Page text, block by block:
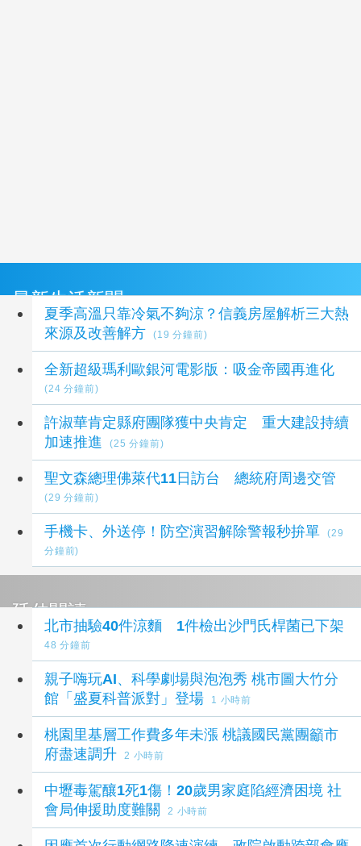
最新生活新聞
夏季高溫只靠冷氣不夠涼？信義房屋解析三大熱
來源及改善解方
(19 分鐘前)
全新超級瑪利歐銀河電影版：吸金帝國再進化
(24 分鐘前)
許淑華肯定縣府團隊獲中央肯定 重大建設持續
加速推進
(25 分鐘前)
聖文森總理佛萊代11日訪台 總統府周邊交管
(29 分鐘前)
手機卡、外送停！防空演習解除警報秒拚單
(29
分鐘前)
延伸閱讀
北市抽驗40件涼麵 1件檢出沙門氏桿菌已下架
48 分鐘前
親子嗨玩AI、科學劇場與泡泡秀 桃市圖大竹分
館「盛夏科普派對」登場
1 小時前
桃園里基層工作費多年未漲 桃議國民黨團籲市
府盡速調升
2 小時前
中壢毒駕釀1死1傷！20歲男家庭陷經濟困境 社
會局伸援助度難關
2 小時前